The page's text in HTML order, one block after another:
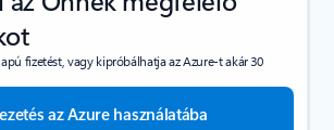
fizetést, vagy kipróbálhatja az Azure-t akár 30
az Azure használatába